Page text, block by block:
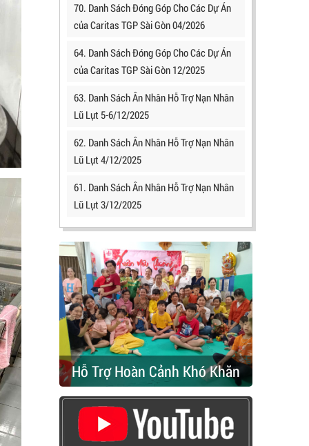
70. Danh Sách Đóng Góp Cho Các Dự Án
của Caritas TGP Sài Gòn 04/2026
64. Danh Sách Đóng Góp Cho Các Dự Án
của Caritas TGP Sài Gòn 12/2025
63. Danh Sách Ân Nhân Hỗ Trợ Nạn Nhân
Lũ Lụt 5-6/12/2025
62. Danh Sách Ân Nhân Hỗ Trợ Nạn Nhân
Lũ Lụt 4/12/2025
61. Danh Sách Ân Nhân Hỗ Trợ Nạn Nhân
Lũ Lụt 3/12/2025
Hỗ Trợ Hoàn Cảnh Khó Khăn